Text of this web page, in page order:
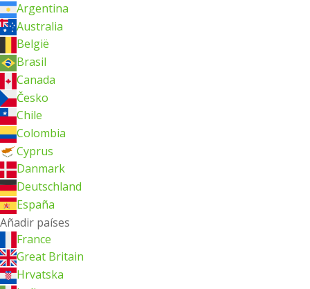
Argentina
Australia
België
Brasil
Canada
Česko
Chile
Colombia
Cyprus
Danmark
Deutschland
España
Añadir países
France
Great Britain
Hrvatska